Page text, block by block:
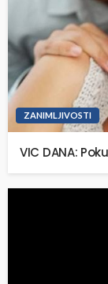
ZANIMLJIVOSTI
VIC DANA: